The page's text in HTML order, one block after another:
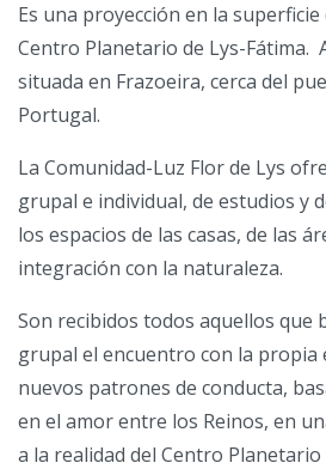
Es una proyección en la
Centro Planetario de Lys-Fátima.
situada en Frazoeira, cerca del
Portugal.
La Comunidad-Luz Flor de Lys
grupal e individual, de estudios y
los espacios de las casas, de las
integración con la naturaleza.
Son recibidos todos aquellos que
grupal el encuentro con la propia
nuevos patrones de conducta,
en el amor entre los Reinos, en
a la realidad del Centro Planetario